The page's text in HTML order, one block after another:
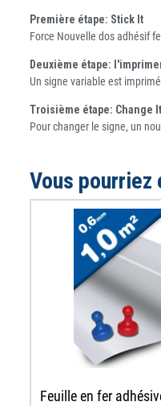
Première étape: Stick It
Force Nouvelle dos adhésif
Deuxième étape:
Un signe variable est
Troisième étape: Change It
Pour changer le signe, un
Vous
Feuille en fer